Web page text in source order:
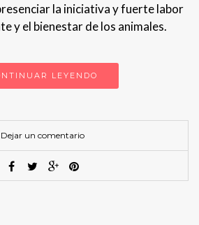
la iniciativa y fuerte labor
y el bienestar de los animales.
LEYENDO
Dejar un comentario